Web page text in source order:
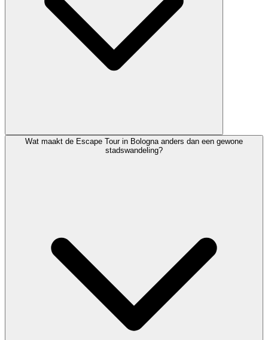
Wat maakt de Escape Tour in Bologna anders dan een gewone
stadswandeling?